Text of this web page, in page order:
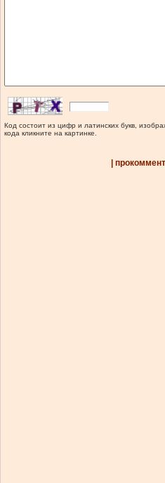
Код состоит из цифр и латинских букв,
кода кликните на картинке.
|